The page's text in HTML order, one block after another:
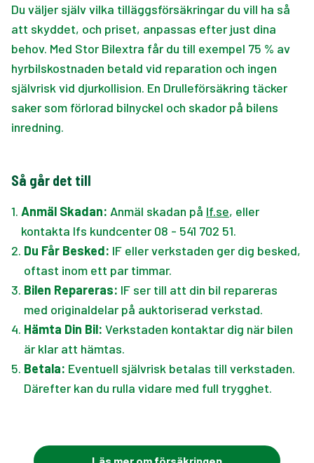
Du väljer själv vilka tilläggsförsäkringar du vill ha så
att skyddet, och priset, anpassas efter just dina
behov. Med Stor Bilextra får du till exempel 75 % av
hyrbilskostnaden betald vid reparation och ingen
självrisk vid djurkollision. En Drulleförsäkring täcker
saker som förlorad bilnyckel och skador på bilens
inredning.
Så går det till
1. Anmäl Skadan: Anmäl skadan på If.se, eller
kontakta Ifs kundcenter 08 - 541 702 51.
2. Du Får Besked: IF eller verkstaden ger dig besked,
oftast inom ett par timmar.
3. Bilen Repareras: IF ser till att din bil repareras
med originaldelar på auktoriserad verkstad.
4. Hämta Din Bil: Verkstaden kontaktar dig när bilen
är klar att hämtas.
5. Betala: Eventuell självrisk betalas till verkstaden.
Därefter kan du rulla vidare med full trygghet.
Läs mer om försäkringen